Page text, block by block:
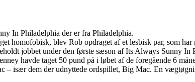
In Philadelphia der er fra Philadelphia.
homofobisk, blev Rob opdraget af et lesbisk par, som har
jobbet under den første sæson af Its Always Sunny In
havde taget 50 pund på i løbet af de foregående 6
– især dem der udnyttede ordspillet, Big Mac. En